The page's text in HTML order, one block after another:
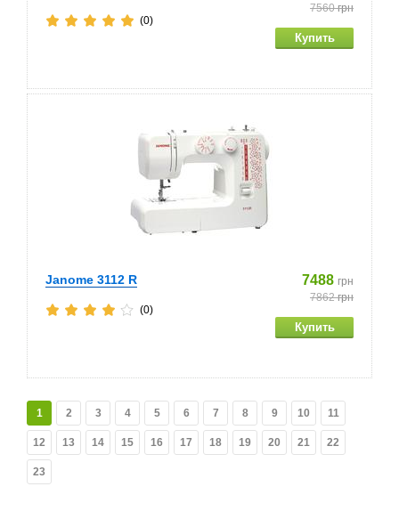
7560грн
(0)
Janome 3112 R 7488 грн
7862грн
(0)
1 2 3 4 5 6 7 8 9 10 11
12 13 14 15 16 17 18 19 20 21 22
23